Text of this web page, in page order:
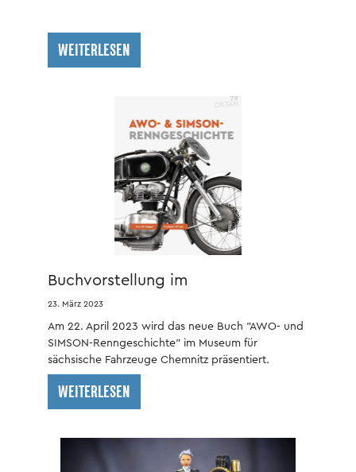
WEITERLESEN
Buchvorstellung im
Fahrzeugmuseum Chemnitz
23. März 2023
Am 22. April 2023 wird das neue Buch "AWO- und
SIMSON-Renngeschichte" im Museum für
sächsische Fahrzeuge Chemnitz präsentiert.
WEITERLESEN